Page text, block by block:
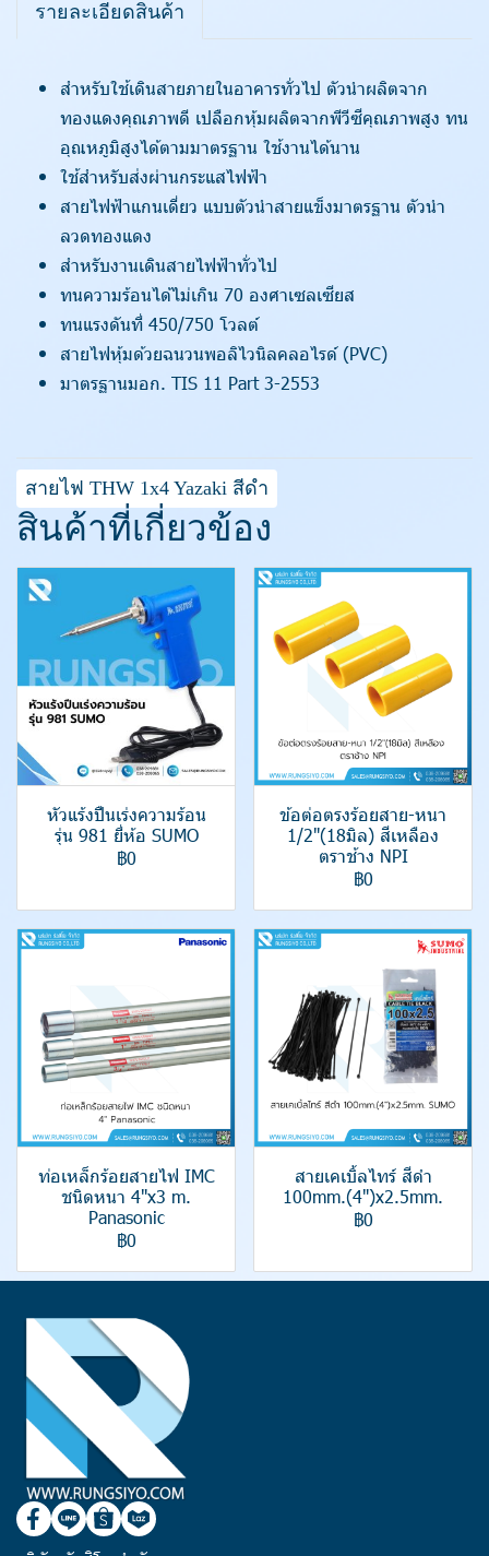
รายละเอียดสินค้า
สำหรับใช้เดินสายภายในอาคารทั่วไป ตัวนำผลิตจาก
ทองแดงคุณภาพดี เปลือกหุ้มผลิตจากพีวีซีคุณภาพสูง ทน
อุณหภูมิสูงได้ตามมาตรฐาน ใช้งานได้นาน
ใช้สำหรับส่งผ่านกระแสไฟฟ้า
สายไฟฟ้าแกนเดี่ยว แบบตัวนำสายแข็งมาตรฐาน ตัวนำ
ลวดทองแดง
สำหรับงานเดินสายไฟฟ้าทั่วไป
ทนความร้อนได้ไม่เกิน 70 องศาเซลเซียส
ทนแรงดันที่ 450/750 โวลต์
สายไฟหุ้มด้วยฉนวนพอลิไวนิลคลอไรด์ (PVC)
มาตรฐานมอก. TIS 11 Part 3-2553
สายไฟ THW 1x4 Yazaki สีดำ
สินค้าที่เกี่ยวข้อง
หัวแร้งปืนเร่งความร้อน
รุ่น 981 ยี่ห้อ SUMO
฿0
ข้อต่อตรงร้อยสาย-หนา
1/2"(18มิล) สีเหลือง
ตราช้าง NPI
฿0
ท่อเหล็กร้อยสายไฟ IMC
ชนิดหนา 4"x3 m.
Panasonic
฿0
สายเคเบิ้ลไทร์ สีดำ
100mm.(4")x2.5mm.
฿0